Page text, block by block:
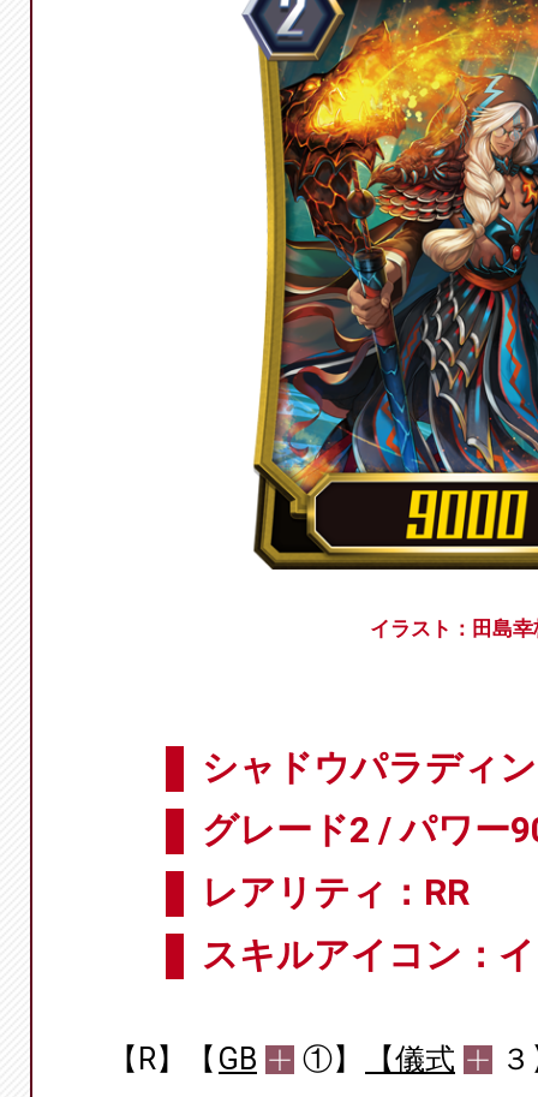
イラスト：田島幸
シャドウパラディ
グレード2 / パワー
レアリティ：RR
スキルアイコン：
【R】【 GB ①】 【儀式